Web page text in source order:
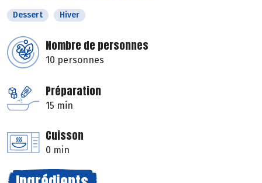
Dessert Hiver
Nombre de personnes
10 personnes
Préparation
15 min
Cuisson
0 min